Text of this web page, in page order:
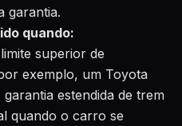
garantia.
quando:
superior de
exemplo, um Toyota
estendida de trem
quando o carro se